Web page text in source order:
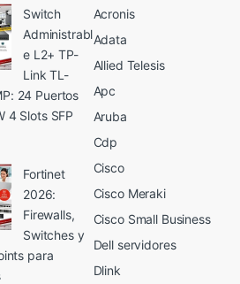
Switch
Administrabl
e L2+ TP-
Link TL-
24 Puertos
4 Slots SFP
Fortinet
2026:
Firewalls,
Switches y
para
Acronis
Adata
Allied Telesis
Apc
Aruba
Cdp
Cisco
Cisco Meraki
Cisco Small Business
Dell servidores
Dlink